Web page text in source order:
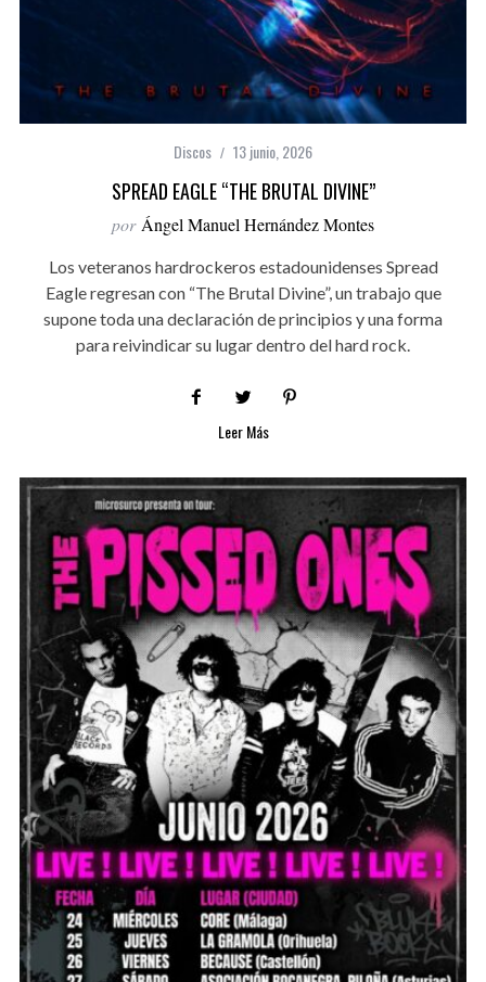
Discos 13 junio, 2026
SPREAD EAGLE “THE BRUTAL DIVINE”
por Ángel Manuel Hernández Montes
Los veteranos hardrockeros estadounidenses Spread
Eagle regresan con “The Brutal Divine”, un trabajo que
supone toda una declaración de principios y una forma
para reivindicar su lugar dentro del hard rock.
Leer Más